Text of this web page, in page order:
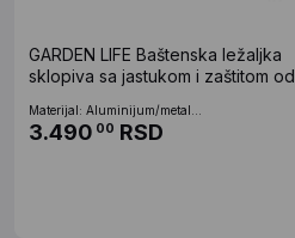
GARDEN LIFE Baštenska ležaljka
sklopiva sa jastukom i zaštitom od
Materijal: Aluminijum/metal...
3.490 00 RSD